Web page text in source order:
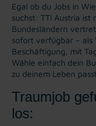
Egal ob du Jobs in
suchst: TTI Austria ist
Bundesländern
sofort verfügbar – als
Beschäftigung, mit
Wähle einfach dein
zu deinem Leben passt.
Traumjob
los: